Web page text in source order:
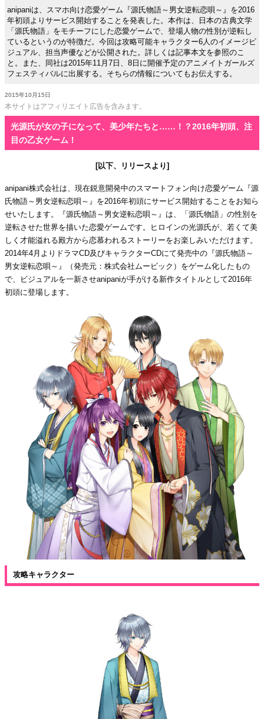
anipaniは、スマホ向け恋愛ゲーム『源氏物語～男女逆転恋唄～』を2016
年初頭よりサービス開始することを発表した。本作は、日本の古典文学
「源氏物語」をモチーフにした恋愛ゲームで、登場人物の性別が逆転し
ているというのが特徴だ。今回は攻略可能キャラクター6人のイメージビ
ジュアル、担当声優などが公開された。詳しくは記事本文を参照のこ
と。また、同社は2015年11月7日、8日に開催予定のアニメイトガールズ
フェスティバルに出展する。そちらの情報についてもお伝えする。
2015年10月15日
本サイトはアフィリエイト広告を含みます。
光源氏が女の子になって、美少年たちと……！？2016年初頭、注
目の乙女ゲーム！
[以下、リリースより]
anipani株式会社は、現在鋭意開発中のスマートフォン向け恋愛ゲーム『源
氏物語～男女逆転恋唄～』を2016年初頭にサービス開始することをお知ら
せいたします。『源氏物語～男女逆転恋唄～』は、「源氏物語」の性別を
逆転させた世界を描いた恋愛ゲームです。ヒロインの光源氏が、若くて美
しく才能溢れる殿方から恋慕われるストーリーをお楽しみいただけます。
2014年4月よりドラマCD及びキャラクターCDにて発売中の『源氏物語～
男女逆転恋唄～』（発売元：株式会社ムービック）をゲーム化したもの
で、ビジュアルを一新させanipaniが手がける新作タイトルとして2016年
初頭に登場します。
攻略キャラクター